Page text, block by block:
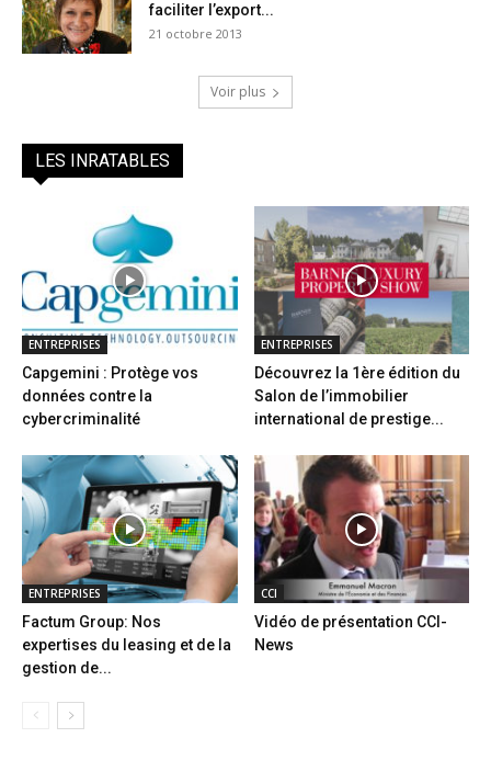
faciliter l’export...
21 octobre 2013
Voir plus
LES INRATABLES
ENTREPRISES
Capgemini : Protège vos
données contre la
cybercriminalité
ENTREPRISES
Découvrez la 1ère édition du
Salon de l’immobilier
international de prestige...
ENTREPRISES
Factum Group: Nos
expertises du leasing et de la
gestion de...
CCI
Vidéo de présentation CCI-
News